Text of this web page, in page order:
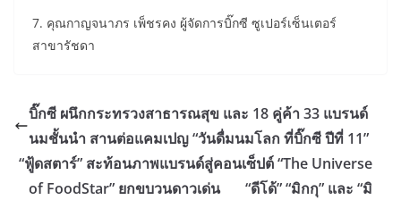
7. คุณกาญจนาภร เพ็ชรคง ​​ผู้จัดการบิ๊กซี ซูเปอร์เซ็นเตอร์
สาขารัชดา
บิ๊กซี ผนึกกระทรวงสาธารณสุข และ 18 คู่ค้า 33 แบรนด์
นมชั้นนำ สานต่อแคมเปญ “วันดื่มนมโลก ที่บิ๊กซี ปีที่ 11”
“ฟู้ดสตาร์” สะท้อนภาพแบรนด์สู่คอนเซ็ปต์ “The Universe
of FoodStar” ยกขบวนดาวเด่น “ดีโด้” “มิกกุ” และ “มิ